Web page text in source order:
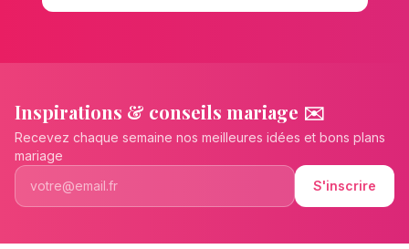
Inspirations & conseils mariage ✉️
Recevez chaque semaine nos meilleures idées et bons plans
mariage
S'inscrire